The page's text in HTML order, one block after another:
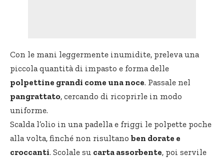
Con le mani leggermente inumidite, preleva una
piccola quantità di impasto e forma delle
polpettine grandi come una noce. Passale nel
pangrattato, cercando di ricoprirle in modo
uniforme.
Scalda l’olio in una padella e friggi le polpette poche
alla volta, finché non risultano ben dorate e
croccanti. Scolale su carta assorbente, poi servile